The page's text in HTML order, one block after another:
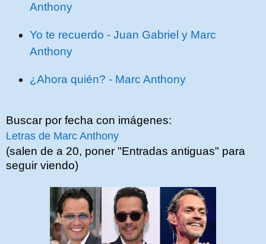
Anthony
Yo te recuerdo - Juan Gabriel y Marc
Anthony
¿Ahora quién? - Marc Anthony
Buscar por fecha con imágenes:
Letras de Marc Anthony
(salen de a 20, poner "Entradas antiguas" para
seguir viendo)